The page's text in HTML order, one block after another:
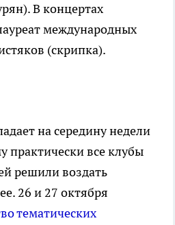
В концертах
международных
(скрипка).
на середину недели
практически все клубы
решили воздать
26 и 27 октября
тематических